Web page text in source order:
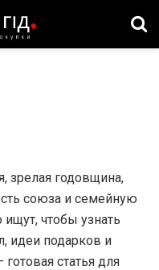
зрелая годовщина,
союза и семейную
чтобы узнать
идеи подарков и
статья для